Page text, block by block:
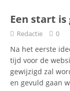
Een start
Redactie 0
Na het eerste
tijd voor de
gewijzigd zal
en gevuld gaan